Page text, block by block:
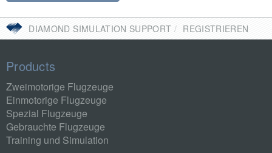
Sie
befinden
hier:
DIAMOND SIMULATION SUPPORT REGISTRIEREN
Products
Zweimotorige Flugzeuge
Einmotorige Flugzeuge
Spezial Flugzeuge
Gebrauchte Flugzeuge
Training und Simulation